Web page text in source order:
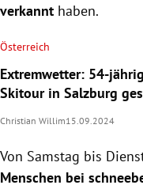
verkannt haben.
Österreich
Extremwetter: 54-
Skitour in Salzburg
Christian Willim15.09.2024
Von Samstag bis
Menschen bei